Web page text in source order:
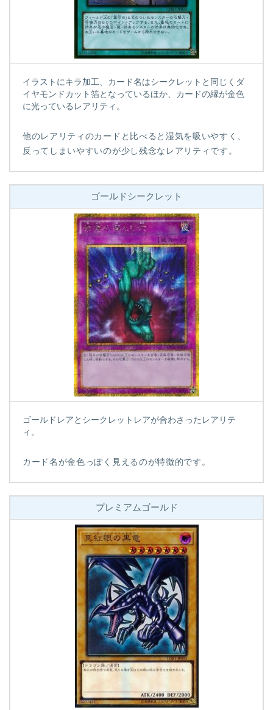
イラストにキラ加工、カード名はシークレットと同じくダ
イヤモンドカット箔となっているほか、カードの縁が金色
に光っているレアリティ。
他のレアリティのカードと比べると湿気を吸いやすく、
反ってしまいやすいのが少し残念なレアリティです。
ゴールドシークレット
ゴールドレアとシークレットレアが合わさったレアリテ
ィ。
カード名が金色っぽく見えるのが特徴的です。
プレミアムゴールド